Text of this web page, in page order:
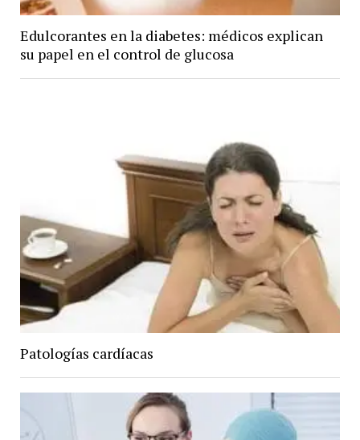
Edulcorantes en la diabetes: médicos explican
su papel en el control de glucosa
Patologías cardíacas